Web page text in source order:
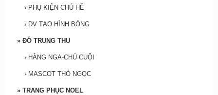
› PHỤ KIỆN CHÚ HỀ
› DV TẠO HÌNH BÓNG
» ĐỒ TRUNG THU
› HẰNG NGA-CHÚ CUỘI
› MASCOT THỎ NGỌC
» TRANG PHỤC NOEL